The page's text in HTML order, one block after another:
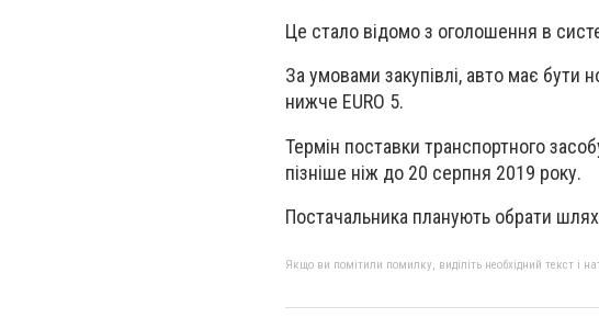
Це стало відомо з оголошення в
За умовами закупівлі, авто має бути
нижче EURO 5.
Термін поставки транспортного
пізніше ніж до 20 серпня 2019 року.
Постачальника планують обрати
Якщо ви помітили помилку, виділіть необхідний текст і